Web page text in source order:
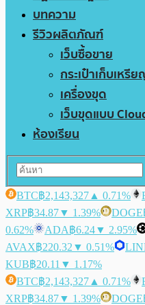
บทความ
รีวิวผลิตภัณฑ์
เว็บซื้อขาย
กระเป๋าเก็บเหรี
เครื่องขุด
เว็บขุดแบบ
ห้องเรียน
BTC฿2,143,327 ▲ 0.71%
XRP฿34.87▼ 1.39% DOGE
0.62%
ADA฿6.24▼ 2.95%
AVAX฿220.32 ▼ 0.51%
KUB฿20.11 ▼ 1.17%
BTC฿2,143,327 ▲ 0.71%
XRP฿34.87▼ 1.39% DOGE